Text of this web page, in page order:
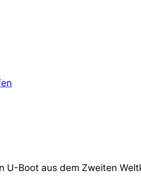
U-Boot aus dem Zweiten